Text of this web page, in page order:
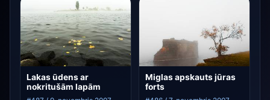
Lakas ūdens ar
nokritušām lapām
Miglas apskauts jūras
forts